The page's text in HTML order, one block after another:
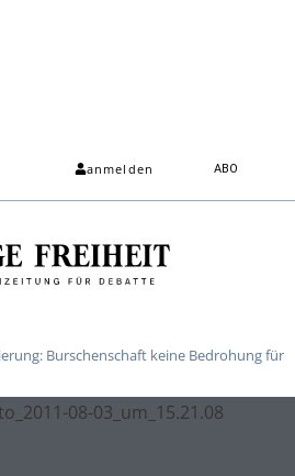
anmelden ABO
Burschenschaft keine Bedrohung für